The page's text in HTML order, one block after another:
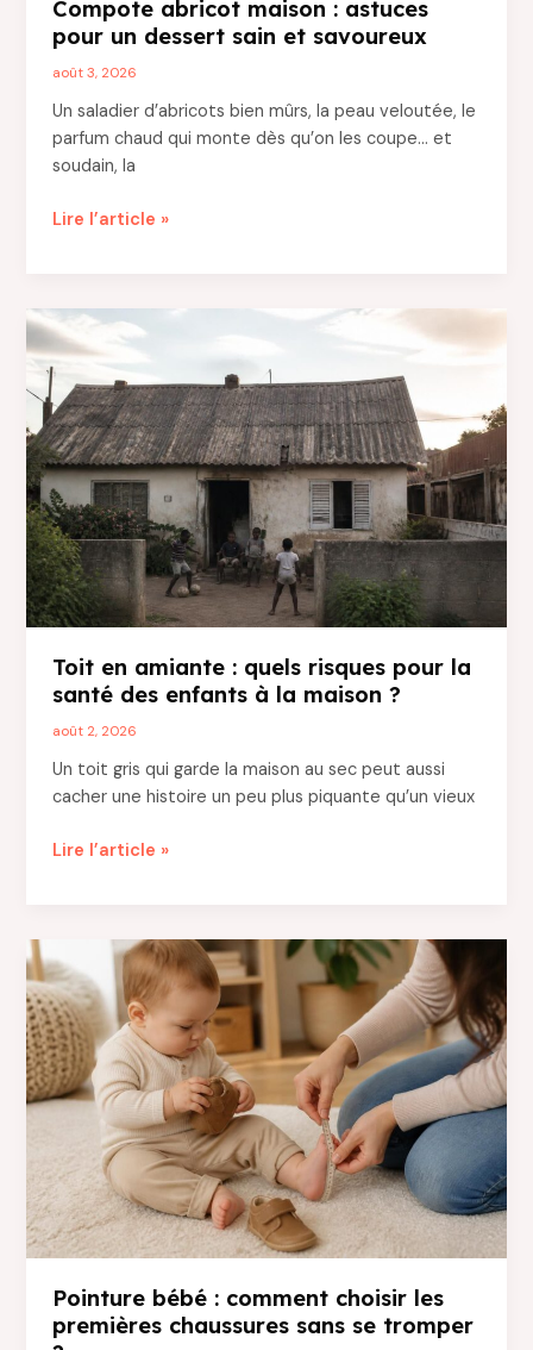
Compote abricot maison : astuces
pour un dessert sain et savoureux
août 3, 2026
Un saladier d’abricots bien mûrs, la peau veloutée, le
parfum chaud qui monte dès qu’on les coupe… et
soudain, la
Compote
astuces
pour
un
dessert
sain
et
savoureux
Lire l’article »
Toit en amiante : quels risques pour la
santé des enfants à la maison ?
août 2, 2026
Un toit gris qui garde la maison au sec peut aussi
cacher une histoire un peu plus piquante qu’un vieux
Toit
quels
risques
pour
la
santé
des
enfants
la
maison
?
Lire l’article »
Pointure bébé : comment choisir les
premières chaussures sans se tromper